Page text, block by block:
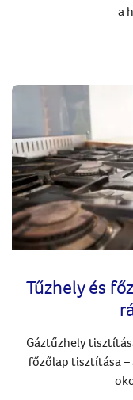
a
Tűzhely és
Gáztűzhely
főzőlap tisztítása –